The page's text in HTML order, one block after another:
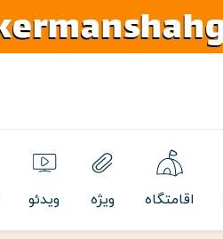
اقامتگاه ویژه ویدئو